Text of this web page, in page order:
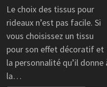
Le choix des tissus pour
rideaux n’est pas facile. Si
vous choisissez un tissu
pour son effet décoratif et
la personnalité qu’il donne
la…